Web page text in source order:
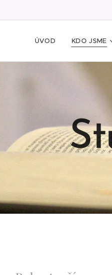
ÚVOD KDO JSME